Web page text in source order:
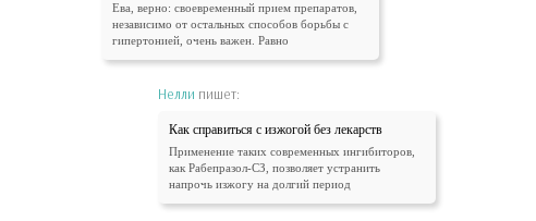
Ева, верно: своевременный прием препаратов,
независимо от остальных способов борьбы с
гипертонией, очень важен. Равно
Нелли пишет:
Как справиться с изжогой без лекарств
Применение таких современных ингибиторов,
как Рабепразол-СЗ, позволяет устранить
напрочь изжогу на долгий период